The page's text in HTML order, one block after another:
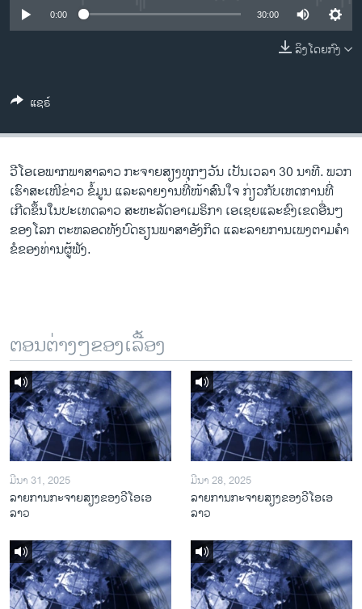
ຊຸມຊົນຊາວລາວ
ພາສາອັງກິດ
ວີດີໂອ
ລາຍການກະຈາຍສຽງ
ລາຍງານ
ຕິດຕາມພວກເຮົາ ທີ່
0:00 30:00
ລິງໂດຍກົງ
ແຊຣ໌
ວີ​ໂອ​ເອພາກ​ພາສາ​ລາວ​ ກະຈາຍສຽງ​ທຸກໆ​ວັນ ​ເປັນ​ເວລາ 30 ນາທີ. ພວກ​
ເຮົາ​ສະ​ເໜີຂ່າວ ຂໍ້​ມູນ ​ແລະ​ລາຍ​ງານ​ທີ່​ໜ້າ​ສົນ​ໃຈ ກ່ຽວກັບ​​ເຫດການ​​ທີ່​
ເກີດ​ຂຶ້ນ​ໃນ​ປະ​ເທດ​ລາວ ສະຫະລັດ​ອ​າ​ເມ​ຣິ​ກາ ​ເອ​ເຊຍ​ແລະ​ຂົງເຂດ​ອື່ນໆ​
ຂອງ​ໂລກ ຕະຫລອດ​ທັງ​ບົດຮຽນ​ພາສາ​ອັງກິດ ​ແລະ​ລາຍການ​ເພງ​ຕາມ​ຄຳ​
ຂໍ​ຂອງ​ທ່ານ​ຜູ້​ຟັງ.
ຕອນຕ່າງໆຂອງເລື້ອງ
ມີນາ 31, 2025
ລາຍການກະຈາຍສຽງຂອງວີໂອເອ
ລາວ
ມີນາ 28, 2025
ລາຍການກະຈາຍສຽງຂອງວີໂອເອ
ລາວ